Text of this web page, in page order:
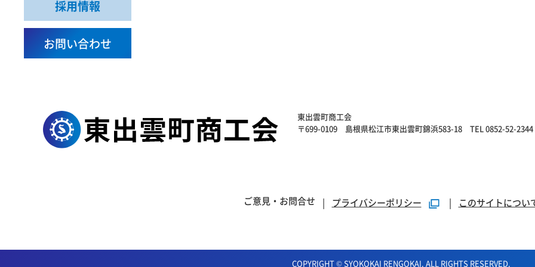
採用情報
お問い合わせ
東出雲町商工会
〒699-0109 島根県松江市東出雲町錦浜583-18TEL 0852-52-2344
ご意見・お問合せ プライバシーポリシー このサイトについ
COPYRIGHT © SYOKOKAI RENGOKAI. ALL RIGHTS RESERVED.